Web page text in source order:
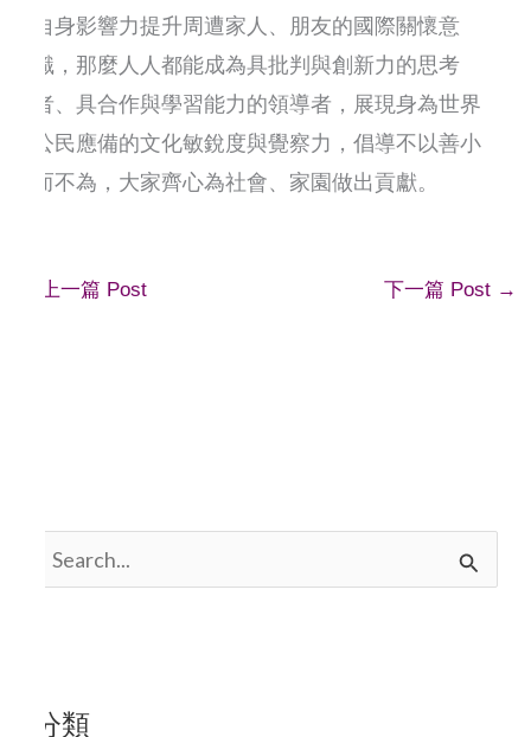
自身影響力提升周遭家人、朋友的國際關懷意
識，那麼人人都能成為具批判與創新力的思考
者、具合作與學習能力的領導者，展現身為世界
公民應備的文化敏銳度與覺察力，倡導不以善小
而不為，大家齊心為社會、家園做出貢獻。
上一篇 Post 下一篇 Post →
搜
分類